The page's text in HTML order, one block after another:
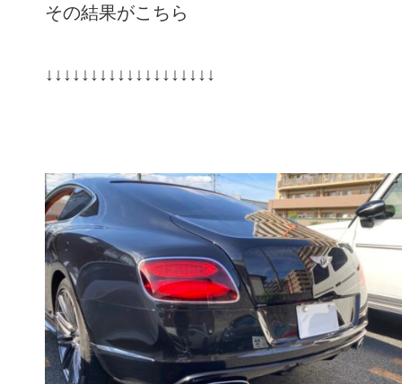
その結果がこちら
↓↓↓↓↓↓↓↓↓↓↓↓↓↓↓↓↓↓↓